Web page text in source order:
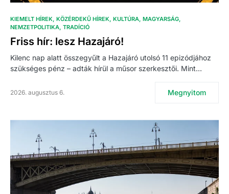
KIEMELT HÍREK KÖZÉRDEKŰ HÍREK KULTÚRA MAGYARSÁG
NEMZETPOLITIKA TRADÍCIÓ
Friss hír: lesz Hazajáró!
Kilenc nap alatt összegyűlt a Hazajáró utolsó 11 epizódjához
szükséges pénz – adták hírül a műsor szerkesztői. Mint…
2026. augusztus 6. Megnyitom